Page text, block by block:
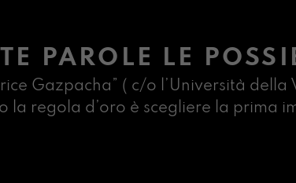
PAROLE LE
Gazpacha” ( c/o l’Università della
la regola d’oro è scegliere la prima